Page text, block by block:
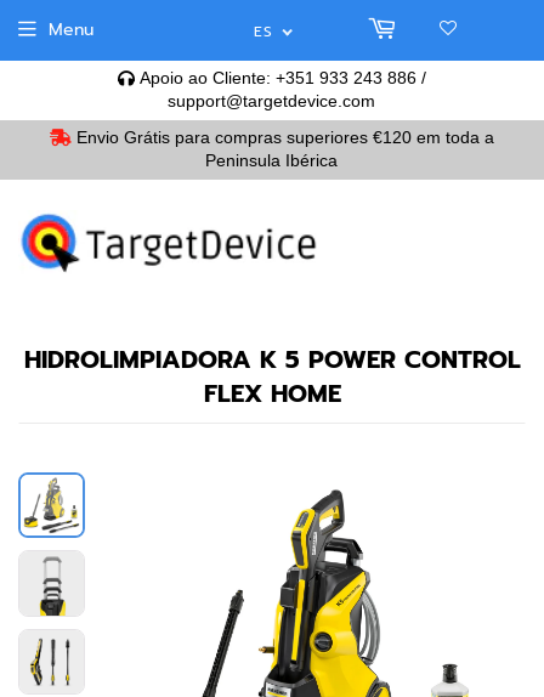
Apoio ao Cliente: +351 933 243 886 /
support@targetdevice.com
Envio Grátis para compras superiores€120 em toda a
Peninsula Ibérica
ES
Menu
HIDROLIMPIADORA K 5 POWER CONTROL
FLEX HOME